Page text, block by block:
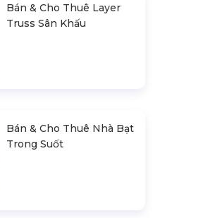
Bán & Cho Thuê Layer
Truss Sân Khấu
Bán & Cho Thuê Nhà Bạt
Trong Suốt